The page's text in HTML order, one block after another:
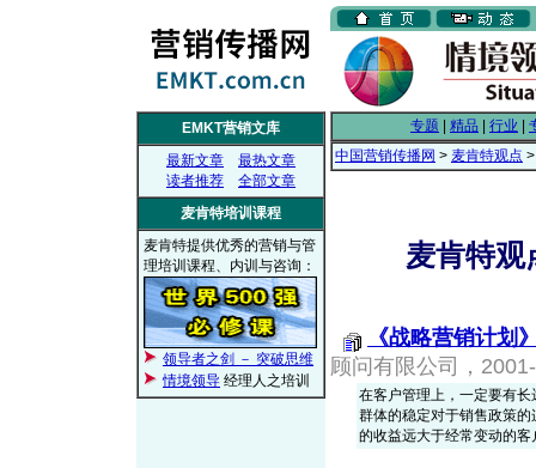
EMKT营销文库
最新文章
最热文章
读者推荐
全部文章
麦肯特培训课程
麦肯特提供优秀的营销与管
理培训课程、内训与咨询：
领导者之剑 － 突破思维
情境领导 经理人之培训
专题 精品 行业
中国营销传播网 > 麦肯特观点
麦肯特观
《战略营销计划
顾问有限公司，
在客户管理上，一定要有
群体的稳定对于销售政策
的收益远大于经常变动的